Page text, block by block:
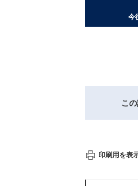
今
こ
印刷用を表